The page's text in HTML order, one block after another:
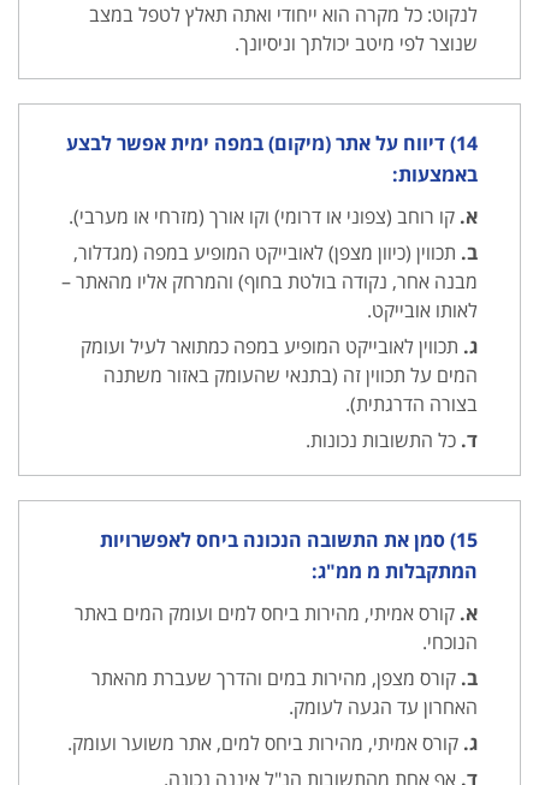
לנקוט: כל מקרה הוא ייחודי ואתה תאלץ לטפל במצב
שנוצר לפי מיטב יכולתך וניסיונך.
14) דיווח על אתר (מיקום) במפה ימית אפשר לבצע
באמצעות:
א. קו רוחב (צפוני או דרומי) וקו אורך (מזרחי או מערבי).
ב. תכווין (כיוון מצפן) לאובייקט המופיע במפה (מגדלור,
מבנה אחר, נקודה בולטת בחוף) והמרחק אליו מהאתר –
לאותו אובייקט.
ג. תכווין לאובייקט המופיע במפה כמתואר לעיל ועומק
המים על תכווין זה (בתנאי שהעומק באזור משתנה
בצורה הדרגתית).
ד. כל התשובות נכונות.
15) סמן את התשובה הנכונה ביחס לאפשרויות
המתקבלות מ ממ"ג:
א. קורס אמיתי, מהירות ביחס למים ועומק המים באתר
הנוכחי.
ב. קורס מצפן, מהירות במים והדרך שעברת מהאתר
האחרון עד הגעה לעומק.
ג. קורס אמיתי, מהירות ביחס למים, אתר משוער ועומק.
ד. אף אחת מהתשובות הנ"ל איננה נכונה.